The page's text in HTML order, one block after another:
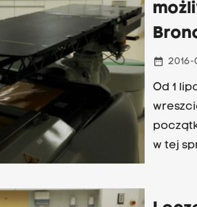
date_range
Od 1
w tej